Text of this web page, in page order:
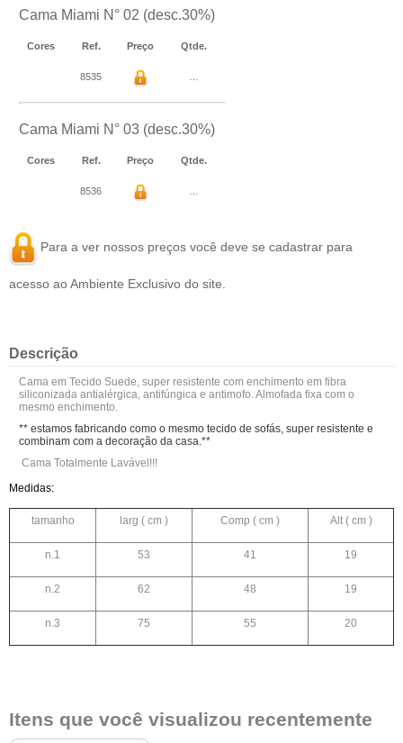
Cama Miami N° 02 (desc.30%)
Cores Ref. Preço Qtde.
8535
Cama Miami N° 03 (desc.30%)
Cores Ref. Preço Qtde.
8536
Para a ver nossos preços você deve se cadastrar para
acesso ao Ambiente Exclusivo do site.
Descrição
Cama em Tecido Suede, super resistente com enchimento em fibra
siliconizada antialérgica, antifúngica e antimofo. Almofada fixa com o
mesmo enchimento.
** estamos fabricando como o mesmo tecido de sofás, super resistente e
combinam com a decoração da casa.**
Cama Totalmente Lavável!!!
Medidas:
tamanho larg ( cm ) Comp ( cm ) Alt ( cm )
n.1 53 41 19
n.2 62 48 19
n.3 75 55 20
Itens que você visualizou recentemente